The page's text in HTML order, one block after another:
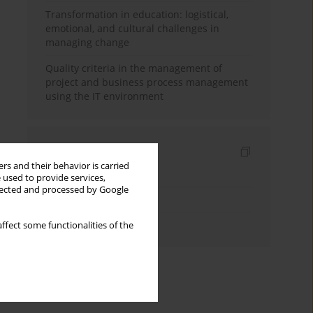
and their behavior is carried
to provide services,
and processed by Google
some functionalities of the
Transformation in education: logistical,
emotional, and cultural challenges in
managing change
Quality criteria in the management of
project and business process management
using the IT environment
Keywords index
Authors index